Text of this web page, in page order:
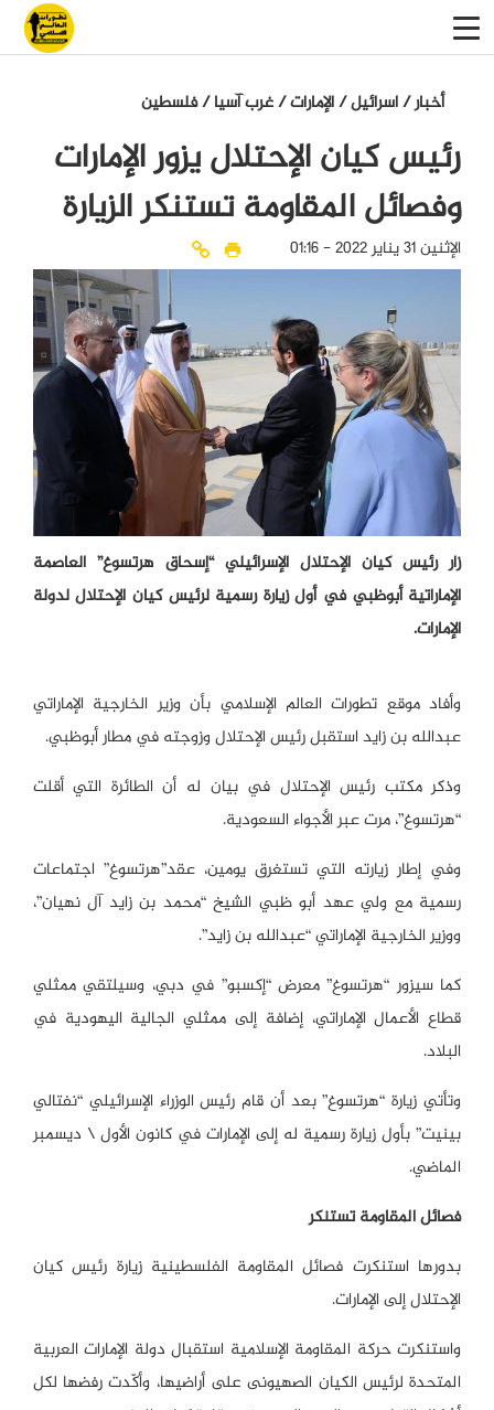
أخبار/اسرائيل/الإمارات/غرب آسيا/فلسطين
رئيس كيان الإحتلال يزور الإمارات
وفصائل المقاومة تستنكر الزيارة
الإثنين 31 يناير 2022 - 01:16
زار رئيس كيان الإحتلال الإسرائيلي “إسحاق هرتسوغ” العاصمة
الإماراتية أبوظبي في أول زيارة رسمية لرئيس كيان الإحتلال لدولة
الإمارات.
وأفاد موقع تطورات العالم الإسلامي بأن وزير الخارجية الإماراتي
عبدالله بن زايد استقبل رئيس الإحتلال وزوجته في مطار أبوظبي.
وذكر مكتب رئيس الإحتلال في بيان له أن الطائرة التي أقلت
“هرتسوغ”، مرت عبر الأجواء السعودية.
وفي إطار زيارته التي تستغرق يومين، عقد”هرتسوغ” اجتماعات
رسمية مع ولي عهد أبو ظبي الشيخ “محمد بن زايد آل نهيان”،
ووزير الخارجية الإماراتي “عبدالله بن زايد”.
كما سيزور “هرتسوغ” معرض “إكسبو” في دبي، وسيلتقي ممثلي
قطاع الأعمال الإماراتي، إضافة إلى ممثلي الجالية اليهودية في
البلاد.
وتأتي زيارة “هرتسوغ” بعد أن قام رئيس الوزراء الإسرائيلي “نفتالي
بينيت” بأول زيارة رسمية له إلى الإمارات في كانون الأول \ ديسمبر
الماضي.
فصائل المقاومة تستنكر
بدورها استنكرت فصائل المقاومة الفلسطينية زيارة رئيس كيان
الإحتلال إلى الإمارات.
واستنكرت حركة المقاومة الإسلامية استقبال دولة الإمارات العربية
المتحدة لرئيس الكيان الصهيونى على أراضيها، وأكّدت رفضها لكل